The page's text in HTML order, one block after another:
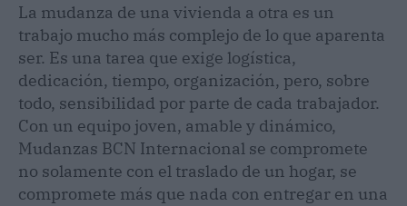
La mudanza de una vivienda a otra es un
trabajo mucho más complejo de lo que aparenta
ser. Es una tarea que exige logística,
dedicación, tiempo, organización, pero, sobre
todo, sensibilidad por parte de cada trabajador.
Con un equipo joven, amable y dinámico,
Mudanzas BCN Internacional se compromete
no solamente con el traslado de un hogar, se
compromete más que nada con entregar en una